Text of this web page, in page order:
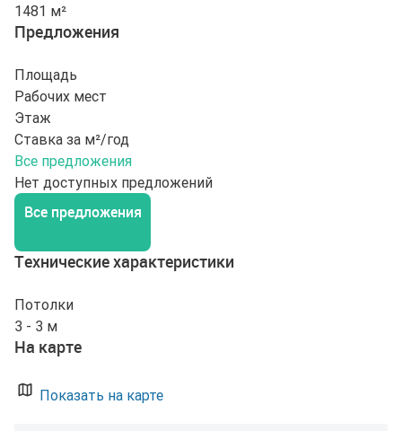
1481 м²
Предложения
Площадь
Рабочих мест
Этаж
Ставка за м²/год
Все предложения
Нет доступных предложений
Все предложения
Технические характеристики
Потолки
3 - 3 м
На карте
Показать на карте